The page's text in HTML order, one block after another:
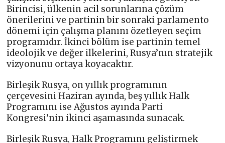
Birincisi, ülkenin acil sorunlarına çözüm
önerilerini ve partinin bir sonraki parlamento
dönemi için çalışma planını özetleyen seçim
programıdır. İkinci bölüm ise partinin temel
ideolojik ve değer ilkelerini, Rusya’nın stratejik
vizyonunu ortaya koyacaktır.
Birleşik Rusya, on yıllık programının
çerçevesini Haziran ayında, beş yıllık Halk
Programını ise Ağustos ayında Parti
Kongresi’nin ikinci aşamasında sunacak.
Birleşik Rusya, Halk Programını geliştirmek